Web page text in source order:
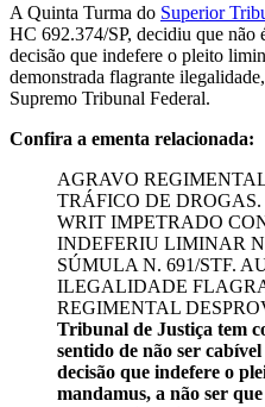
A Quinta Turma do Superior
HC 692.374/SP, decidiu que não
decisão que indefere o pleito
demonstrada flagrante
Supremo Tribunal Federal.
Confira a ementa relacionada:
AGRAVO
TRÁFICO DE
WRIT IMPETRADO
INDEFERIU LIMINAR
SÚMULA N. 691/STF.
ILEGALIDADE
REGIMENTAL
Tribunal de Justiça tem
sentido de não ser
decisão que indefere o
mandamus, a não ser